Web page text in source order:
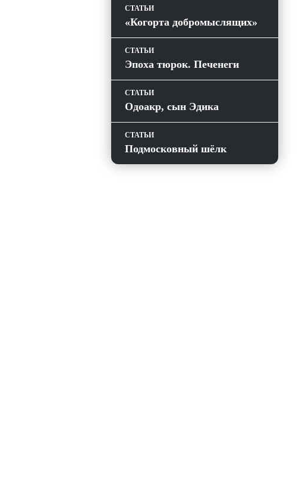
СТАТЬИ
«Когорта добромыслящих»
СТАТЬИ
Эпоха тюрок. Печенеги
СТАТЬИ
Одоакр, сын Эдика
СТАТЬИ
Подмосковный шёлк